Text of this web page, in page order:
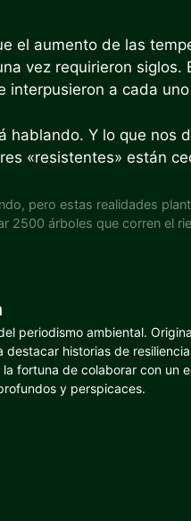
el aumento de las
vez requirieron
interpusieron a cada
hablando. Y lo que nos
«resistentes» están
pero estas realidades
2500 árboles que corren el
periodismo ambiental.
historias de
fortuna de colaborar con un
y perspicaces.